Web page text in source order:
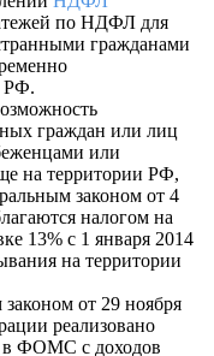
по НДФЛ для
гражданами
РФ.
граждан или лиц
или
на территории РФ,
законом от 4
налогом на
13% с 1 января 2014
на территории
от 29 ноября
реализовано
в ФОМС с доходов